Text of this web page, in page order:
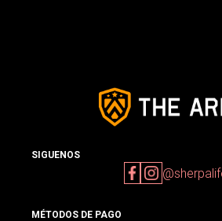
SIGUENOS
MÉTODOS DE PAGO